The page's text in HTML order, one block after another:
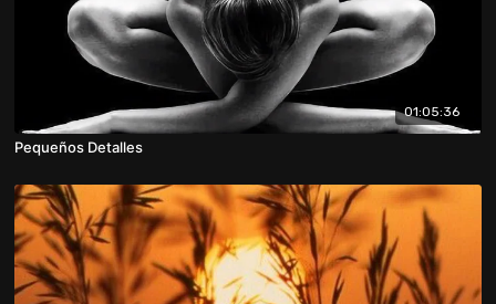
01:05:36
Pequeños Detalles